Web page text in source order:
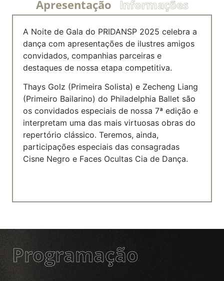
Apresentação Informações
A Noite de Gala do PRIDANSP 2025 celebra a
dança com apresentações de ilustres amigos
convidados, companhias parceiras e
destaques de nossa etapa competitiva.
Thays Golz (Primeira Solista) e Zecheng Liang
(Primeiro Bailarino) do Philadelphia Ballet são
os convidados especiais de nossa 7ª edição e
interpretam uma das mais virtuosas obras do
repertório clássico. Teremos, ainda,
participações especiais das consagradas
Cisne Negro e Faces Ocultas Cia de Dança.
Programação